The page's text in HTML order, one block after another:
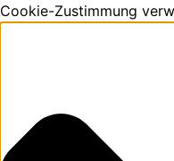
Cookie-Zustimmung